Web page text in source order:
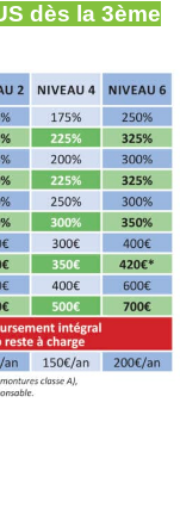
dès la 3ème